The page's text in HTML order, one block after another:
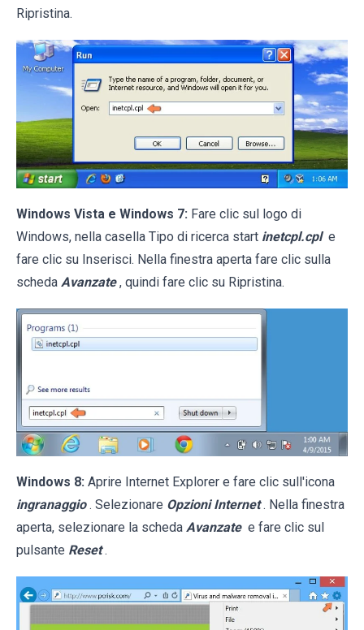
Ripristina.
Windows Vista e Windows 7: Fare clic sul logo di
Windows, nella casella Tipo di ricerca start inetcpl.cpl e
fare clic su Inserisci. Nella finestra aperta fare clic sulla
scheda Avanzate , quindi fare clic su Ripristina.
Windows 8: Aprire Internet Explorer e fare clic sull'icona
ingranaggio . Selezionare Opzioni Internet . Nella finestra
aperta, selezionare la scheda Avanzate e fare clic sul
pulsante Reset .